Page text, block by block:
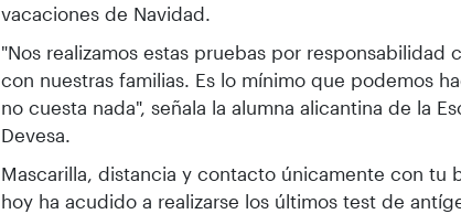
vacaciones de Navidad.
"Nos realizamos estas pruebas por responsabilidad
con nuestras familias. Es lo mínimo que podemos
no cuesta nada", señala la alumna alicantina de la
Devesa.
Mascarilla, distancia y contacto únicamente con tu
hoy ha acudido a realizarse los últimos test de